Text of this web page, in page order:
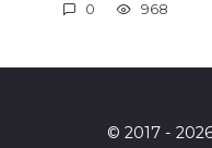
0 968
© 2017 -